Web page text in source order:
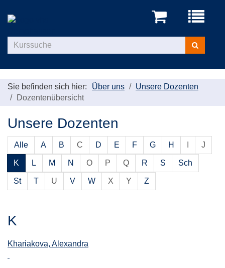
Menü
Kurse
suchen
Sie befinden sich hier: Über uns
Unsere Dozenten
Dozentenübersicht
Unsere Dozenten
Alle A B C D E F G H J
K L M N O P Q R S Sch
St T U V W X Y Z
K
Khariakova, Alexandra